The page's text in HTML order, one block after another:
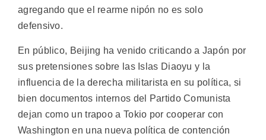
agregando que el rearme nipón no es solo
defensivo.
En público, Beijing ha venido criticando a Japón por
sus pretensiones sobre las Islas Diaoyu y la
influencia de la derecha militarista en su política, si
bien documentos internos del Partido Comunista
dejan como un trapoo a Tokio por cooperar con
Washington en una nueva política de contención